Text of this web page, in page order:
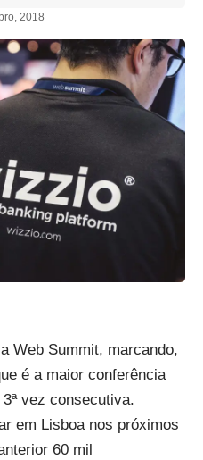
2018
Web Summit, marcando,
é a maior conferência
vez consecutiva.
em Lisboa nos próximos
60 mil